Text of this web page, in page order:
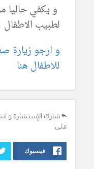
و يكفي حاليا
لطبيب
و ارجو زيارة
للاطفال هنا
شارك الإستشارة و
على:
فيسبوك